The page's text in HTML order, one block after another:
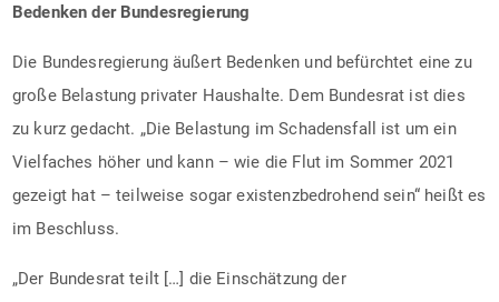
Bedenken der Bundesregierung
Die Bundesregierung äußert Bedenken und befürchtet eine zu
große Belastung privater Haushalte. Dem Bundesrat ist dies
zu kurz gedacht. „Die Belastung im Schadensfall ist um ein
Vielfaches höher und kann – wie die Flut im Sommer 2021
gezeigt hat – teilweise sogar existenzbedrohend sein“ heißt es
im Beschluss.
„Der Bundesrat teilt […] die Einschätzung der